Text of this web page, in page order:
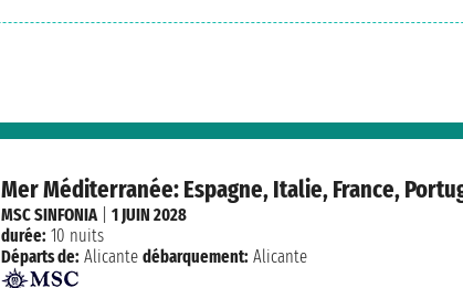
Mer Méditerranée: Espagne, Italie, France,
MSC SINFONIA|1 JUIN 2028
durée: 10 nuits
Départs de: Alicante débarquement: Alicante